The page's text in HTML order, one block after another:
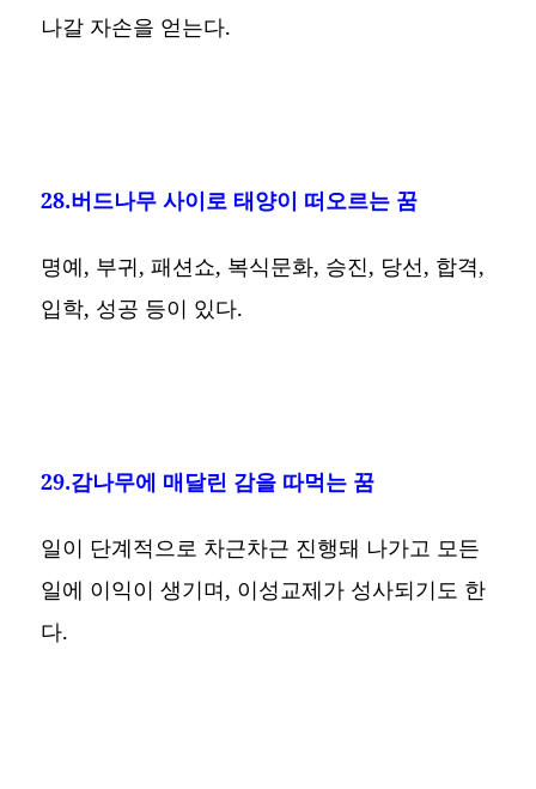
나갈 자손을 얻는다.
28.버드나무 사이로 태양이 떠오르는 꿈
명예, 부귀, 패션쇼, 복식문화, 승진, 당선, 합격,
입학, 성공 등이 있다.
29.감나무에 매달린 감을 따먹는 꿈
일이 단계적으로 차근차근 진행돼 나가고 모든
일에 이익이 생기며, 이성교제가 성사되기도 한
다.